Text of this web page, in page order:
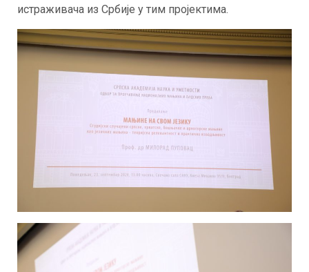
истраживача из Србије у тим пројектима.